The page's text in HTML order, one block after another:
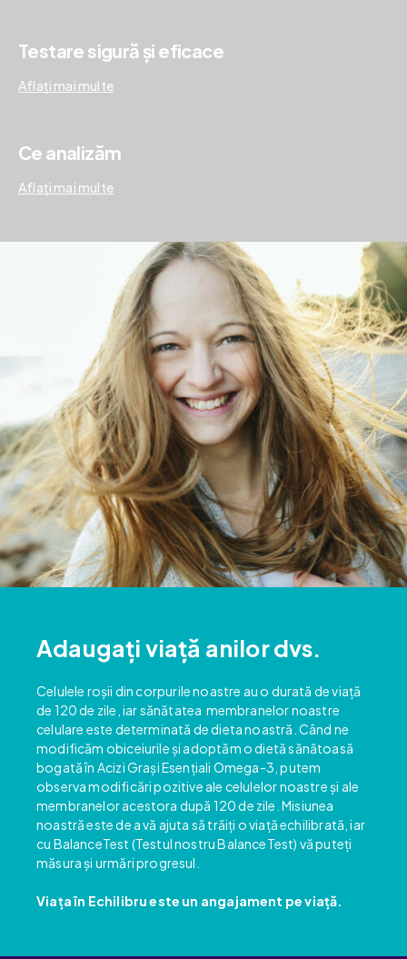
Testare sigură și eficace
Aflați mai multe
Ce analizăm
Aflați mai multe
Adaugați viață anilor dvs.
Celulele roșii din corpurile noastre au o durată de viață
de 120 de zile, iar sănătatea membranelor noastre
celulare este determinată de dieta noastră. Când ne
modificăm obiceiurile și adoptăm o dietă sănătoasă
bogată în Acizi Grași Esențiali Omega-3, putem
observa modificări pozitive ale celulelor noastre și ale
membranelor acestora după 120 de zile. Misiunea
noastră este de a vă ajuta să trăiți o viață echilibrată, iar
cu BalanceTest (Testul nostru BalanceTest) vă puteți
măsura și urmări progresul.
Viața în Echilibru este un angajament pe viață.